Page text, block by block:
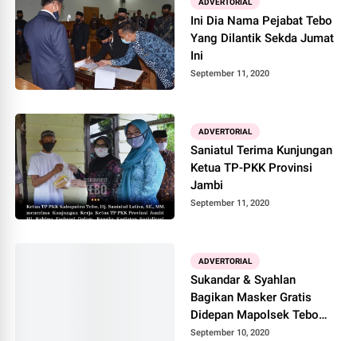
Ini Dia Nama Pejabat Tebo
Yang Dilantik Sekda Jumat
Ini
September 11, 2020
ADVERTORIAL
Saniatul Terima Kunjungan
Ketua TP-PKK Provinsi
Jambi
September 11, 2020
ADVERTORIAL
Sukandar & Syahlan
Bagikan Masker Gratis
Didepan Mapolsek Tebo
Tengah
September 10, 2020